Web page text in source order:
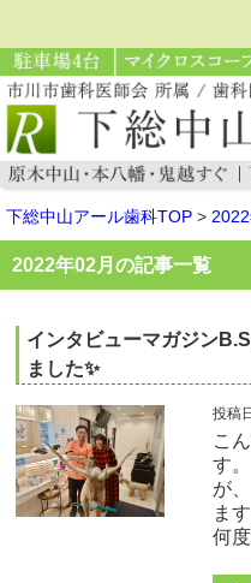
下総中山アール歯科TOP >
2022年02月の記事一覧
インタビューマガジン
ました✨
投稿
こ
す
が
ま
何